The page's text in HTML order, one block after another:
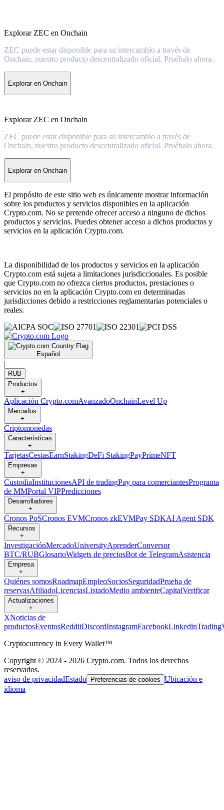
Explorar ZEC en Onchain
ZEC puede estar disponible para su intercambio a través de
Onchain, nuestro producto descentralizado oficial. Pruébalo ahora.
Explorar en Onchain
Explorar ZEC en Onchain
ZEC puede estar disponible para su intercambio a través de
Onchain, nuestro producto descentralizado oficial. Pruébalo ahora.
Explorar en Onchain
El propósito de este sitio web es únicamente mostrar información
sobre los productos y servicios disponibles en la aplicación
Crypto.com. No se pretende ofrecer acceso a ninguno de dichos
productos y servicios. Puedes obtener acceso a dichos productos y
servicios en la aplicación Crypto.com.
La disponibilidad de los productos y servicios en la aplicación
Crypto.com está sujeta a limitaciones jurisdiccionales. Es posible
que Crypto.com no ofrezca ciertos productos, prestaciones o
servicios no en la aplicación Crypto.com en determinadas
jurisdicciones debido a restricciones reglamentarias potenciales o
reales.
Español
|
RUB
Productos
+
Aplicación Crypto.comAvanzadoOnchainLevel Up
Mercados
+
Criptomonedas
Características
+
TarjetasCestasEarnStakingDeFi StakingPayPrimeNFT
Empresas
+
CustodiaInstitucionesAPI de tradingPay para comerciantesPrograma
de MMPortal VIPPredicciones
Desarrolladores
+
Cronos PoSCronos EVMCronos zkEVMPay SDKAI Agent SDK
Recursos
+
InvestigaciónMercadoUniversityAprenderConversor
BTC/RUBGlosarioWidgets de preciosBot de TelegramAsistencia
Empresa
+
Quiénes somosRoadmapEmpleoSociosSeguridadPrueba de
reservasAfiliadoLicenciasListadoMedio ambienteCapitalVerificar
Actualizaciones
+
XNoticias de
productosEventosRedditDiscordInstagramFacebookLinkedin
Cryptocurrency in Every Wallet™
Copyright © 2024 - 2026 Crypto.com. Todos los derechos
reservados.
aviso de privacidadEstado Preferencias de cookies Ubicación e
idioma